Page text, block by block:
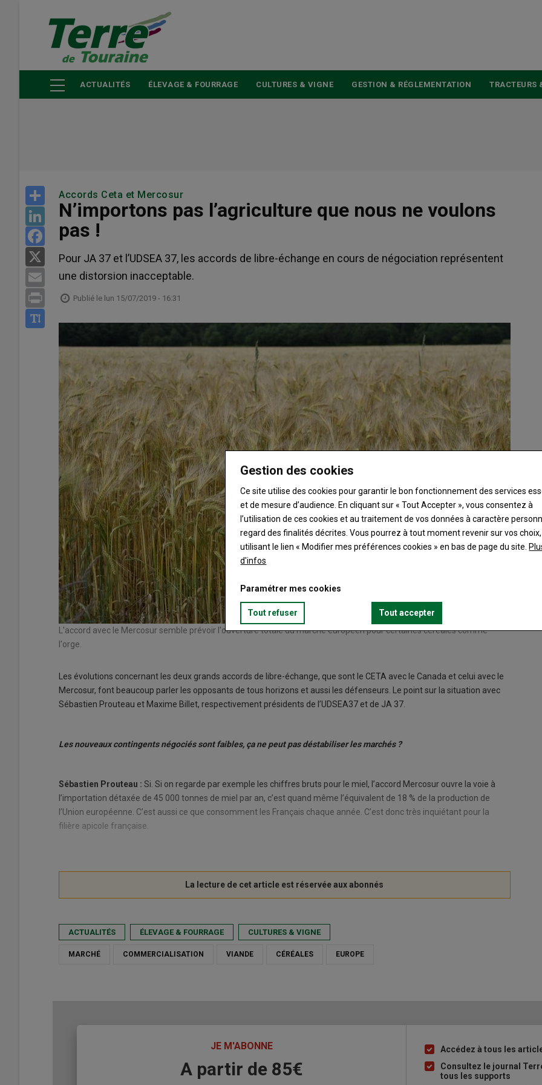
principal
ACTUALITÉS ÉLEVAGE & FOURRAGE CULTURES & VIGNE GESTION & RÉGLEMENTATION TRACTEURS
Share
LinkedIn
Facebook
Email
Print
Accords Ceta et Mercosur
N’importons pas l’agriculture que nous ne voulons
pas !
Pour JA 37 et l’UDSEA 37, les accords de libre-échange en cours de négociation représentent
une distorsion inacceptable.
Publié le lun 15/07/2019 - 16:31
L'accord avec le Mercosur semble prévoir l'ouverture totale du marché européen pour certaines céréales comme
l'orge.
Les évolutions concernant les deux grands accords de libre-échange, que sont le CETA avec le Canada et celui avec le
Mercosur, font beaucoup parler les opposants de tous horizons et aussi les défenseurs. Le point sur la situation avec
Sébastien Prouteau et Maxime Billet, respectivement présidents de l’UDSEA37 et de JA 37.
Les nouveaux contingents négociés sont faibles, ça ne peut pas déstabiliser les marchés ?
Sébastien Prouteau : Si. Si on regarde par exemple les chiffres bruts pour le miel, l’accord Mercosur ouvre la voie à
l’importation détaxée de 45 000 tonnes de miel par an, c’est quand même l’équivalent de 18 % de la production de
l’Union européenne. C’est aussi ce que consomment les Français chaque année. C’est donc très inquiétant pour la
filière apicole française.
ACTUALITÉS ÉLEVAGE & FOURRAGE CULTURES & VIGNE
MARCHÉ COMMERCIALISATION VIANDE CÉRÉALES EUROPE
JE M'ABONNE
A partir de 85€
Liste
à
puce
Accédez à tous les
Consultez le journal
tous les supports
Gestion des cookies
Ce site utilise des cookies pour garantir le bon fonctionnement des services
et de mesure d’audience. En cliquant sur « Tout Accepter », vous consentez à
l’utilisation de ces cookies et au traitement de vos données à caractère
regard des finalités décrites. Vous pourrez à tout moment revenir sur vos
utilisant le lien « Modifier mes préférences cookies » en bas de page du site.
d'infos
Paramétrer mes cookies
Tout refuser Tout accepter